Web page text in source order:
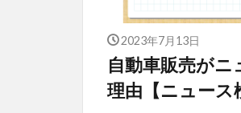
2023年7月13日
自動車販売が
理由【ニュース